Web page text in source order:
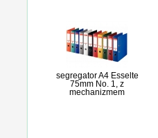
segregator A4 Esselte
75mm No. 1, z
mechanizmem